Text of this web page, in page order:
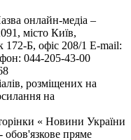
онлайн-медіа –
місто Київ,
Б, офіс 208/1 E-mail:
044-205-43-00
розміщених на
на
« Новини України
обов'язкове пряме